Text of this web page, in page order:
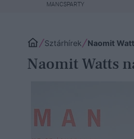
MANCSPARTY
Sztárhírek Naomit
Naomit Watts